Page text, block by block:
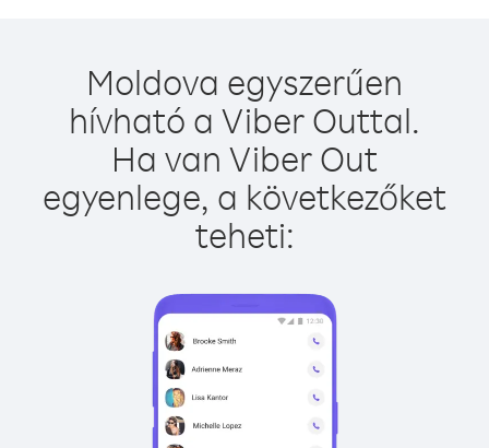
Moldova egyszerűen
hívható a Viber Outtal.
Ha van Viber Out
egyenlege, a következőket
teheti: